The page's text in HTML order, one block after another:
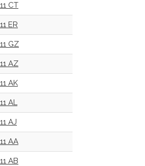
CT
ER
GZ
AZ
AK
AL
AJ
AA
AB